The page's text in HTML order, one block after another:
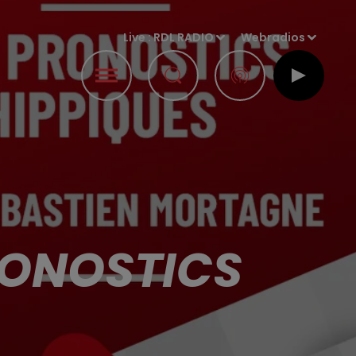
Live :RDL RADIO Webradios